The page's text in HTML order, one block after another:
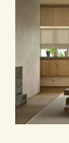
Gordijnen
Opmeten &
FAQ
Referenties